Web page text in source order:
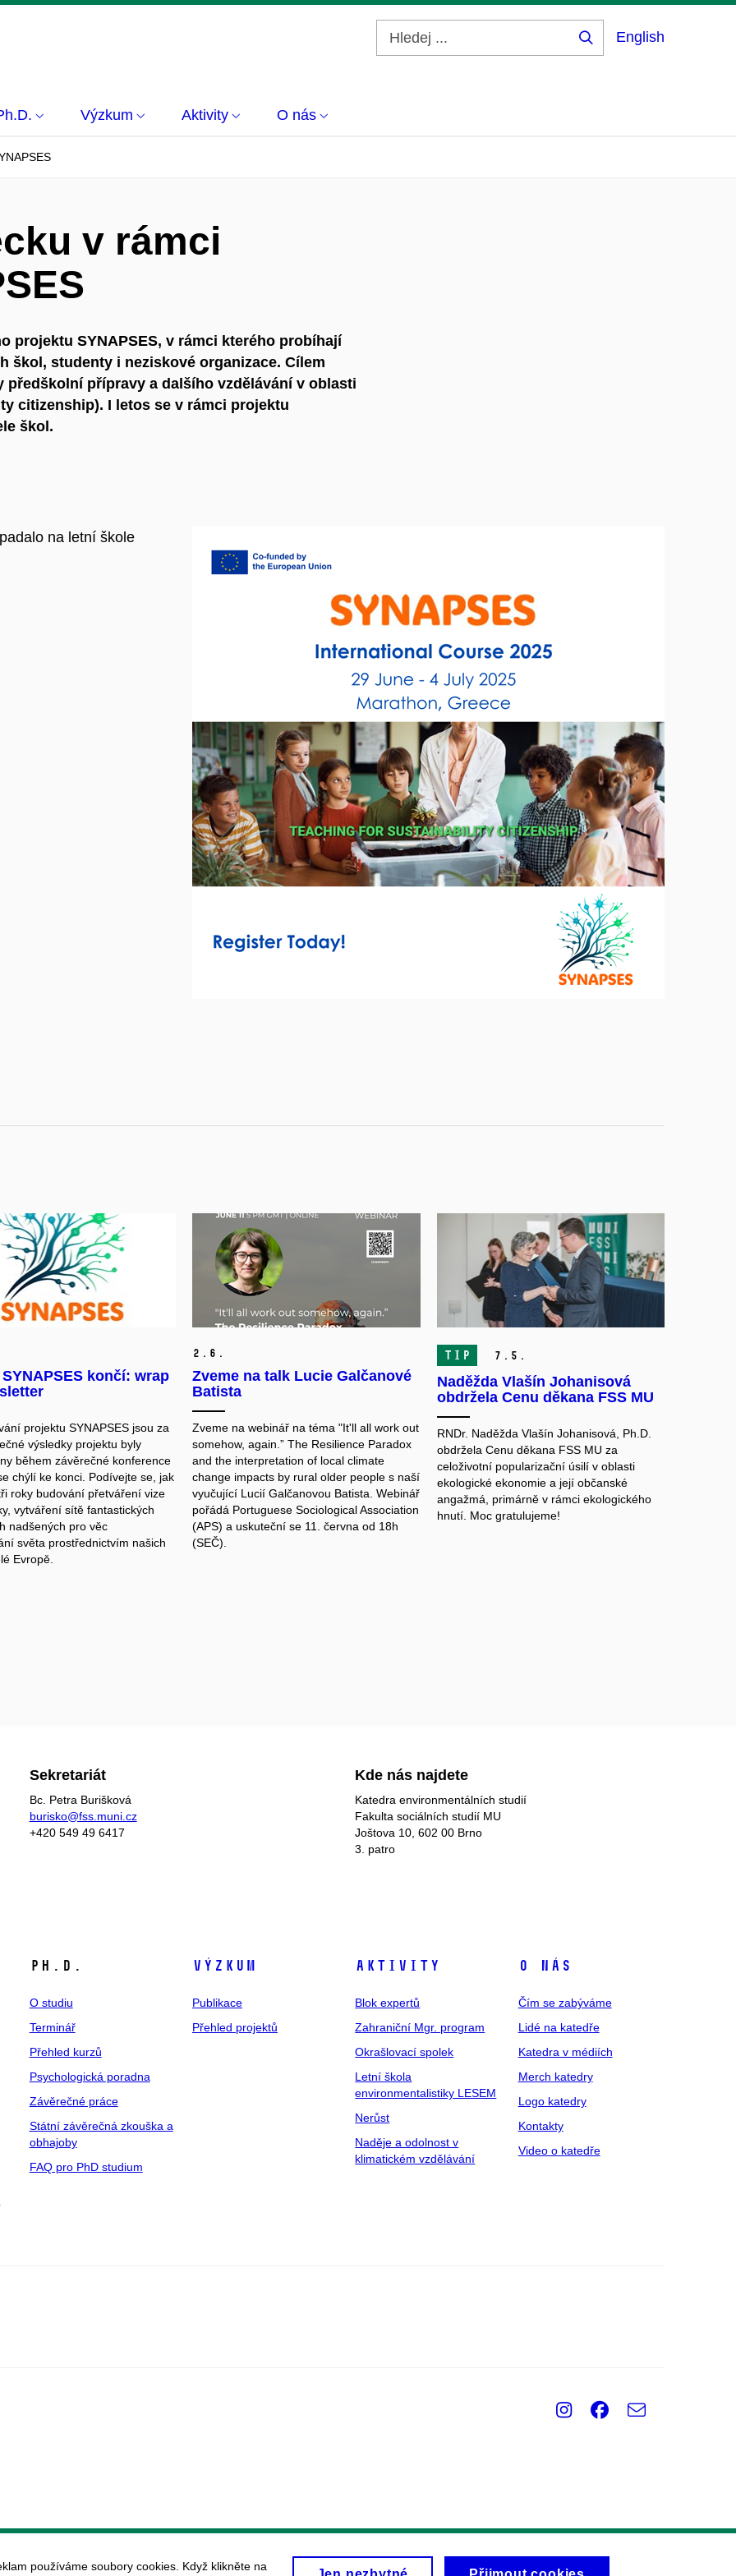
English
Výzkum Aktivity O nás
v rámci
projektu SYNAPSES, v rámci kterého probíhají
škol, studenty i neziskové organizace. Cílem
přípravy a dalšího vzdělávání v oblasti
citizenship). I letos se v rámci projektu
škol.
na letní škole
končí: wrap
projektu SYNAPSES jsou za
výsledky projektu byly
během závěrečné konference
chýlí ke konci. Podívejte se, jak
roky budování přetváření vize
vytváření sítě fantastických
nadšených pro věc
světa prostřednictvím našich
Evropě.
2. 6.
Zveme na talk Lucie Galčanové
Batista
Zveme na webinář na téma "It'll all work out
somehow, again.” The Resilience Paradox
and the interpretation of local climate
change impacts by rural older people s naší
vyučující Lucií Galčanovou Batista. Webinář
pořádá Portuguese Sociological Association
(APS) a uskuteční se 11. června od 18h
(SEČ).
TIP 7. 5.
Naděžda Vlašín Johanisová
obdržela Cenu děkana FSS MU
RNDr. Naděžda Vlašín Johanisová, Ph.D.
obdržela Cenu děkana FSS MU za
celoživotní popularizační úsilí v oblasti
ekologické ekonomie a její občanské
angažmá, primárně v rámci ekologického
hnutí. Moc gratulujeme!
Sekretariát
Bc. Petra Burišková
burisko@fss.muni.cz
+420 549 49 6417
Kde nás najdete
Katedra environmentálních studií
Fakulta sociálních studií MU
Joštova 10, 602 00 Brno
3. patro
Ph.D.
O studiu
Terminář
Přehled kurzů
Psychologická poradna
Závěrečné práce
Státní závěrečná zkouška a
obhajoby
FAQ pro PhD studium
Výzkum
Publikace
Přehled projektů
Aktivity
Blok expertů
Zahraniční Mgr. program
Okrašlovací spolek
Letní škola
environmentalistiky LESEM
Nerůst
Naděje a odolnost v
klimatickém vzdělávání
O nás
Čím se zabýváme
Lidé na katedře
Katedra v médiích
Merch katedry
Logo katedry
Kontakty
Video o katedře
Instagram
Facebook
e-
používáme soubory cookies. Když klikněte na